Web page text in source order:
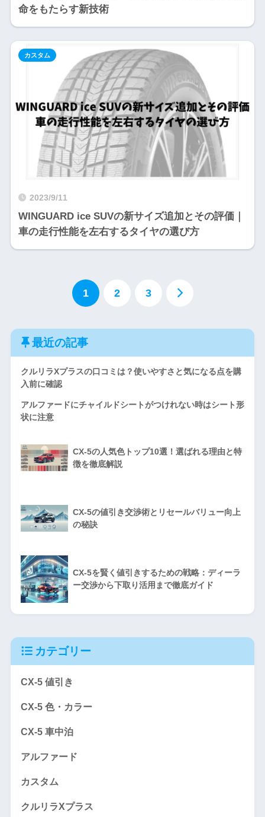
命をもたらす新技術
2023/9/11
WINGUARD ice SUVの新サイズ追加とその評価｜
車の走行性能を左右するタイヤの選び方
カスタム
1 2 3
最近の記事
クルリラXプラスの口コミは？使いやすさと気になる点を購
入前に確認
アルファードにチャイルドシートがつけれない時はシート形
状に注意
CX-5の人気色トップ10選！選ばれる理由と特
徴を徹底解説
CX-5の値引き交渉術とリセールバリュー向上
の秘訣
CX-5を賢く値引きするための戦略：ディーラ
ー交渉から下取り活用まで徹底ガイド
カテゴリー
CX-5 値引き
CX-5 色・カラー
CX-5 車中泊
アルファード
カスタム
クルリラXプラス